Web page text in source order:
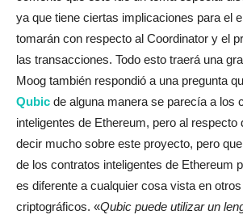
ya que tiene ciertas implicaciones para el
tomarán con respecto al Coordinator y el
las transacciones. Todo esto traerá una
Moog también respondió a una pregunta
Qubic de alguna manera se parecía a los
inteligentes de Ethereum, pero al respecto
decir mucho sobre este proyecto, pero
de los contratos inteligentes de Ethereum
es diferente a cualquier cosa vista en
criptográficos. «Qubic puede utilizar un